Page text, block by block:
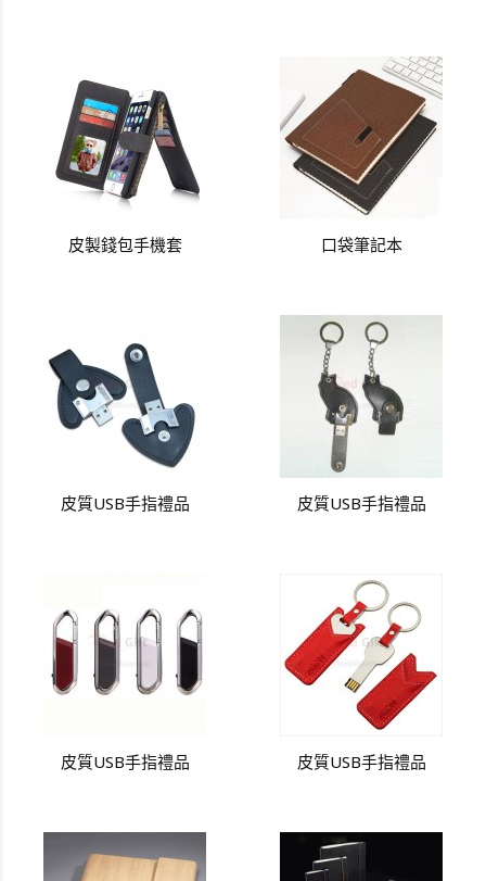
皮製錢包手機套 口袋筆記本
皮質USB手指禮品 皮質USB手指禮品
皮質USB手指禮品 皮質USB手指禮品